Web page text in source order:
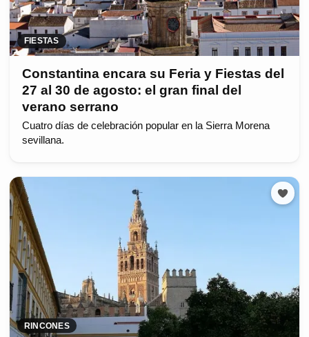
FIESTAS
Constantina encara su Feria y Fiestas del
27 al 30 de agosto: el gran final del
verano serrano
Cuatro días de celebración popular en la Sierra Morena
sevillana.
RINCONES